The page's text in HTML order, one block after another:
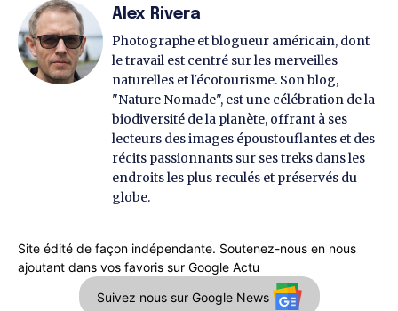
Alex Rivera
Photographe et blogueur américain, dont
le travail est centré sur les merveilles
naturelles et l'écotourisme. Son blog,
"Nature Nomade", est une célébration de la
biodiversité de la planète, offrant à ses
lecteurs des images époustouflantes et des
récits passionnants sur ses treks dans les
endroits les plus reculés et préservés du
globe.
Site édité de façon indépendante. Soutenez-nous en nous
ajoutant dans vos favoris sur Google Actu
Suivez nous sur Google News